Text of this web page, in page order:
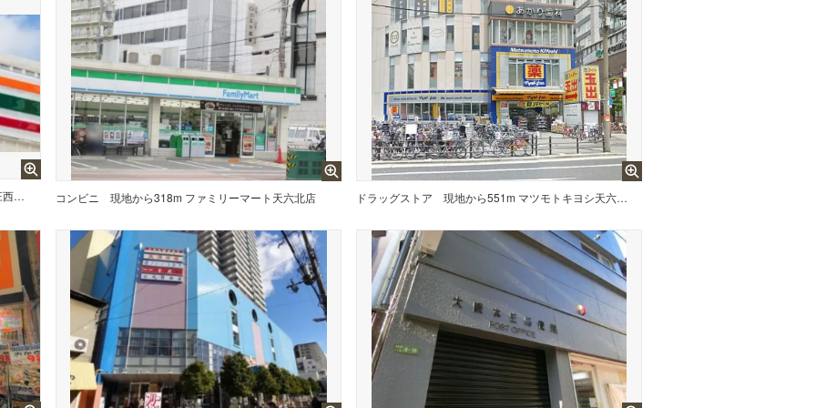
現地から247m セブンイレブン大阪本庄西2丁目店 コンビニ 現地から318m ファミリーマート天六北店 ドラッグストア 現地から551m マツモトキヨシ天六駅前店